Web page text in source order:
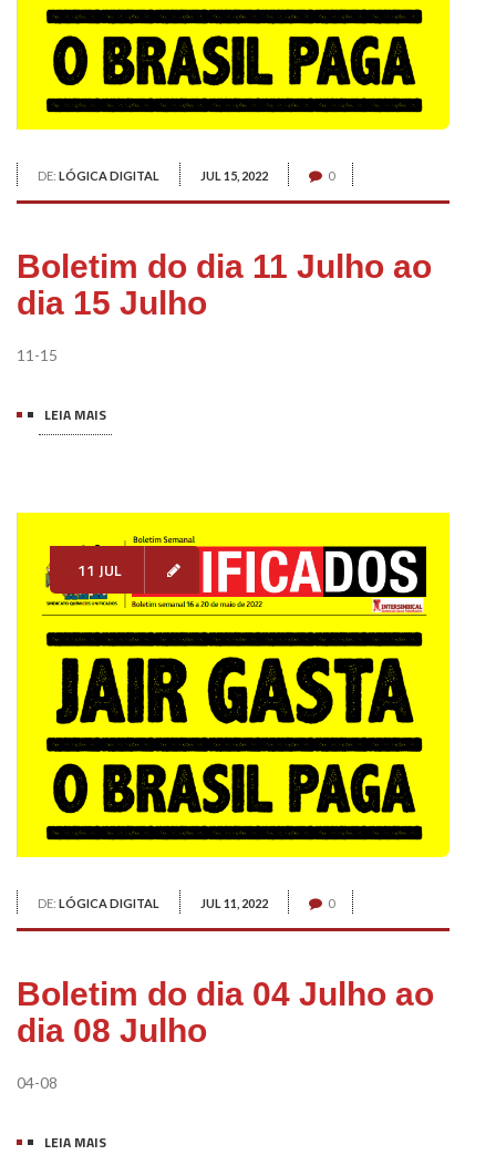
DE: LÓGICA DIGITAL JUL 15, 2022 0
Boletim do dia 11 Julho ao
dia 15 Julho
11-15
LEIA MAIS
11 JUL
DE: LÓGICA DIGITAL JUL 11, 2022 0
Boletim do dia 04 Julho ao
dia 08 Julho
04-08
LEIA MAIS